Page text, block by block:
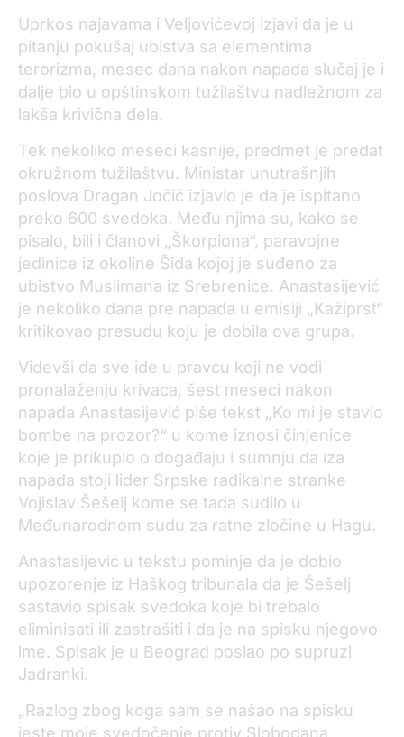
Uprkos najavama i Veljovićevoj izjavi da je u
pitanju pokušaj ubistva sa elementima
terorizma, mesec dana nakon napada slučaj je i
dalje bio u opštinskom tužilaštvu nadležnom za
lakša krivična dela.
Tek nekoliko meseci kasnije, predmet je predat
okružnom tužilaštvu. Ministar unutrašnjih
poslova Dragan Jočić izjavio je da je ispitano
preko 600 svedoka. Među njima su, kako se
pisalo, bili i članovi „Škorpiona“, paravojne
jedinice iz okoline Šida kojoj je suđeno za
ubistvo Muslimana iz Srebrenice. Anastasijević
je nekoliko dana pre napada u emisiji „Kažiprst“
kritikovao presudu koju je dobila ova grupa.
Videvši da sve ide u pravcu koji ne vodi
pronalaženju krivaca, šest meseci nakon
napada Anastasijević piše tekst „Ko mi je stavio
bombe na prozor?“ u kome iznosi činjenice
koje je prikupio o događaju i sumnju da iza
napada stoji lider Srpske radikalne stranke
Vojislav Šešelj kome se tada sudilo u
Međunarodnom sudu za ratne zločine u Hagu.
Anastasijević u tekstu pominje da je dobio
upozorenje iz Haškog tribunala da je Šešelj
sastavio spisak svedoka koje bi trebalo
eliminisati ili zastrašiti i da je na spisku njegovo
ime. Spisak je u Beograd poslao po supruzi
Jadranki.
„Razlog zbog koga sam se našao na spisku
jeste moje svedočenje protiv Slobodana